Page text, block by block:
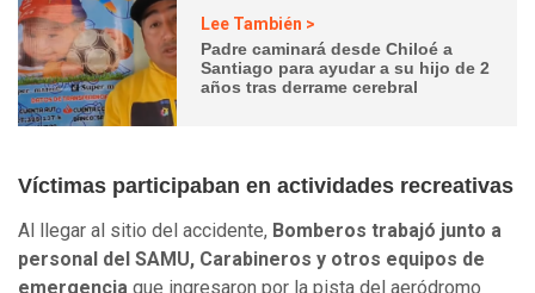
Lee También >
Padre caminará desde Chiloé a
Santiago para ayudar a su hijo de 2
años tras derrame cerebral
Víctimas participaban en actividades recreativas
Al llegar al sitio del accidente, Bomberos trabajó junto a
personal del SAMU, Carabineros y otros equipos de
emergencia que ingresaron por la pista del aeródromo